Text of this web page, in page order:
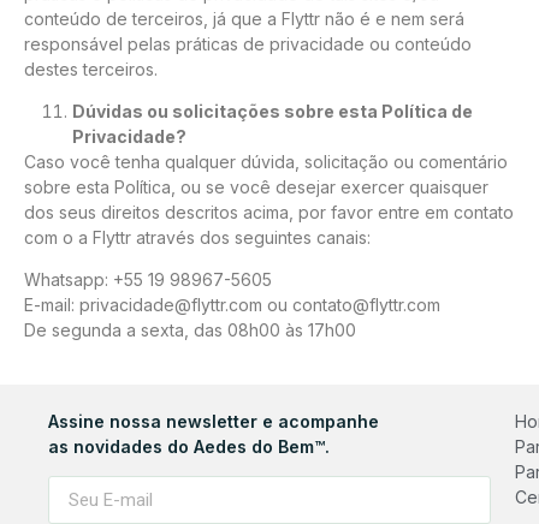
conteúdo de terceiros, já que a Flyttr não é e nem será
responsável pelas práticas de privacidade ou conteúdo
destes terceiros.
Dúvidas ou solicitações sobre esta Política de
Privacidade?
Caso você tenha qualquer dúvida, solicitação ou comentário
sobre esta Política, ou se você desejar exercer quaisquer
dos seus direitos descritos acima, por favor entre em contato
com o a Flyttr através dos seguintes canais:
Whatsapp: +55 19 98967-5605
E-mail: privacidade@flyttr.com ou contato@flyttr.com
De segunda a sexta, das 08h00 às 17h00
Assine nossa newsletter e acompanhe
as novidades do Aedes do Bem™.